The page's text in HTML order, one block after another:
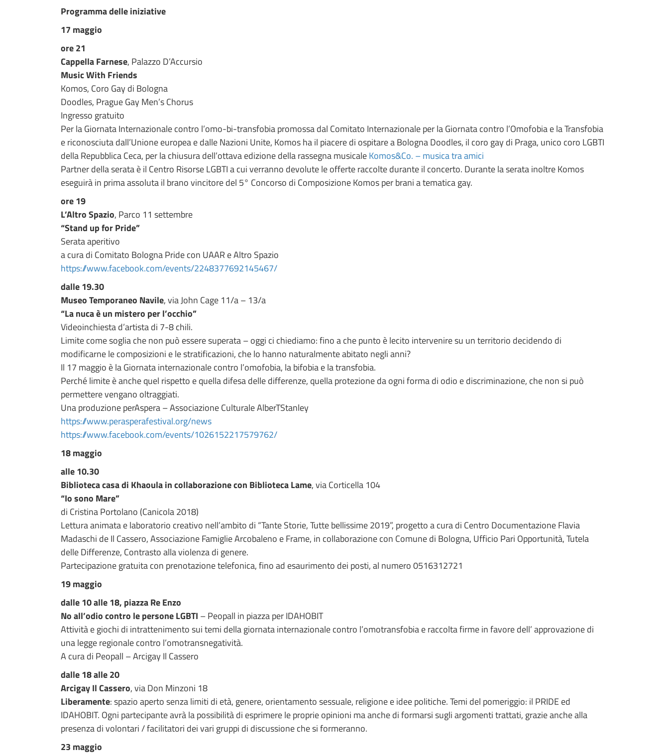
Programma delle iniziative
17 maggio
ore 21
Cappella Farnese, Palazzo D’Accursio
Music With Friends
Komos, Coro Gay di Bologna
Doodles, Prague Gay Men’s Chorus
Ingresso gratuito
Per la Giornata Internazionale contro l’omo-bi-transfobia promossa dal Comitato Internazionale per la Giornata contro l’Omofobia e la Transfobia
e riconosciuta dall’Unione europea e dalle Nazioni Unite, Komos ha il piacere di ospitare a Bologna Doodles, il coro gay di Praga, unico coro LGBTI
della Repubblica Ceca, per la chiusura dell’ottava edizione della rassegna musicaleKomos&Co. – musica tra amici
Partner della serata è il Centro Risorse LGBTI a cui verranno devolute le offerte raccolte durante il concerto. Durante la serata inoltre Komos
eseguirà in prima assoluta il brano vincitore del 5° Concorso di Composizione Komos per brani a tematica gay.
ore 19
L’Altro Spazio, Parco 11 settembre
“Stand up for Pride”
Serata aperitivo
a cura di Comitato Bologna Pride con UAAR e Altro Spazio
https://www.facebook.com/events/2248377692145467/
dalle 19.30
Museo Temporaneo Navile, via John Cage 11/a – 13/a
“La nuca è un mistero per l’occhio”
Videoinchiesta d’artista di 7-8 chili.
Limite come soglia che non può essere superata – oggi ci chiediamo: fino a che punto è lecito intervenire su un territorio decidendo di
modificarne le composizioni e le stratificazioni, che lo hanno naturalmente abitato negli anni?
Il 17 maggio è la Giornata internazionale contro l’omofobia, la bifobia e la transfobia.
Perché limite è anche quel rispetto e quella difesa delle differenze, quella protezione da ogni forma di odio e discriminazione, che non si può
permettere vengano oltraggiati.
Una produzione perAspera – Associazione Culturale AlberTStanley
https://www.perasperafestival.org/news
https://www.facebook.com/events/1026152217579762/
18 maggio
alle 10.30
Biblioteca casa di Khaoula in collaborazione con Biblioteca Lame, via Corticella 104
“Io sono Mare”
di Cristina Portolano (Canicola 2018)
Lettura animata e laboratorio creativo nell’ambito di “Tante Storie, Tutte bellissime 2019”, progetto a cura di Centro Documentazione Flavia
Madaschi de Il Cassero, Associazione Famiglie Arcobaleno e Frame, in collaborazione con Comune di Bologna, Ufficio Pari Opportunità, Tutela
delle Differenze, Contrasto alla violenza di genere.
Partecipazione gratuita con prenotazione telefonica, fino ad esaurimento dei posti, al numero 0516312721
19 maggio
dalle 10 alle 18, piazza Re Enzo
No all’odio contro le persone LGBTI – Peopall in piazza per IDAHOBIT
Attività e giochi di intrattenimento sui temi della giornata internazionale contro l’omotransfobia e raccolta firme in favore dell’ approvazione di
una legge regionale contro l’omotransnegatività.
A cura di Peopall – Arcigay Il Cassero
dalle 18 alle 20
Arcigay Il Cassero, via Don Minzoni 18
Liberamente: spazio aperto senza limiti di età, genere, orientamento sessuale, religione e idee politiche. Temi del pomeriggio: il PRIDE ed
IDAHOBIT. Ogni partecipante avrà la possibilità di esprimere le proprie opinioni ma anche di formarsi sugli argomenti trattati, grazie anche alla
presenza di volontari / facilitatori dei vari gruppi di discussione che si formeranno.
23 maggio